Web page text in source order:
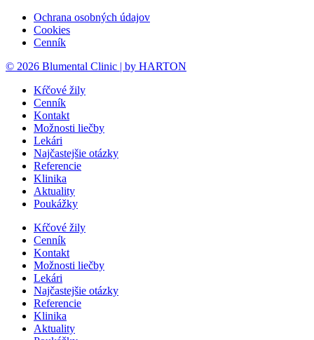
Ochrana osobných údajov
Cookies
Cenník
© 2026 Blumental Clinic | by HARTON
Kŕčové žily
Cenník
Kontakt
Možnosti liečby
Lekári
Najčastejšie otázky
Referencie
Klinika
Aktuality
Poukážky
Kŕčové žily
Cenník
Kontakt
Možnosti liečby
Lekári
Najčastejšie otázky
Referencie
Klinika
Aktuality